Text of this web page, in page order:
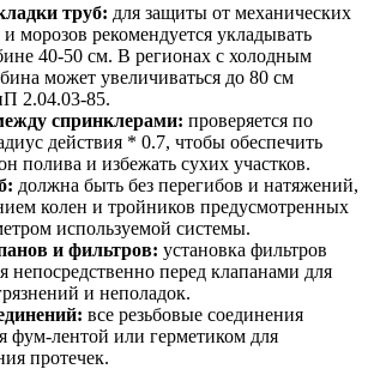
труб: для защиты от механических
морозов рекомендуется укладывать
40-50 см. В регионах с холодным
может увеличиваться до 80 см
2.04.03-85.
спринклерами: проверяется по
действия * 0.7, чтобы обеспечить
полива и избежать сухих участков.
должна быть без перегибов и натяжений,
колен и тройников предусмотренных
используемой системы.
и фильтров: установка фильтров
непосредственно перед клапанами для
и неполадок.
все резьбовые соединения
фум-лентой или герметиком для
протечек.